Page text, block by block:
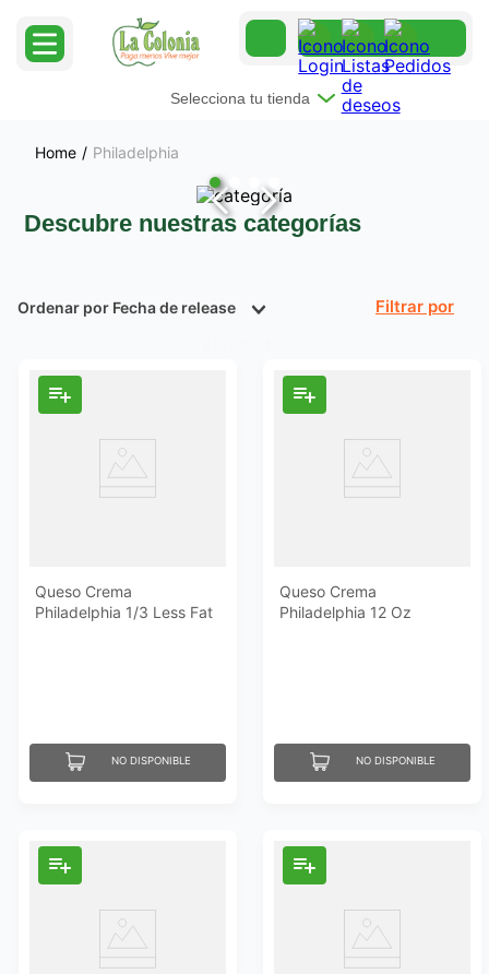
Selecciona tu tienda
Philadelphia
Descubre nuestras categorías
Ordenar por Fecha de release
Queso Crema
Philadelphia 1/3 Less Fat
NO DISPONIBLE
Queso Crema
Philadelphia 12 Oz
NO DISPONIBLE